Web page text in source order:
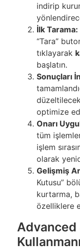
indirip
İlk Tarama:
“Tara”
tıklayarak
başlatın.
Sonuçları
optimize
Onarı
tüm
işlem
olarak
Gelişmiş
Kutusu”
kurtarma,
özelliklere
Advanced